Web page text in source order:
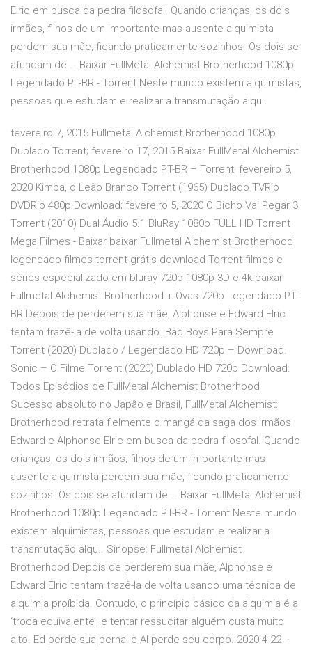
Elric em busca da pedra filosofal. Quando crianças, os dois
irmãos, filhos de um importante mas ausente alquimista
perdem sua mãe, ficando praticamente sozinhos. Os dois se
afundam de … Baixar FullMetal Alchemist Brotherhood 1080p
Legendado PT-BR - Torrent Neste mundo existem alquimistas,
pessoas que estudam e realizar a transmutação alqu..
fevereiro 7, 2015 Fullmetal Alchemist Brotherhood 1080p
Dublado Torrent; fevereiro 17, 2015 Baixar FullMetal Alchemist
Brotherhood 1080p Legendado PT-BR – Torrent; fevereiro 5,
2020 Kimba, o Leão Branco Torrent (1965) Dublado TVRip
DVDRip 480p Download; fevereiro 5, 2020 O Bicho Vai Pegar 3
Torrent (2010) Dual Áudio 5.1 BluRay 1080p FULL HD Torrent
Mega Filmes - Baixar baixar Fullmetal Alchemist Brotherhood
legendado filmes torrent grátis download Torrent filmes e
séries especializado em bluray 720p 1080p 3D e 4k baixar
Fullmetal Alchemist Brotherhood + Ovas 720p Legendado PT-
BR Depois de perderem sua mãe, Alphonse e Edward Elric
tentam trazê-la de volta usando. Bad Boys Para Sempre
Torrent (2020) Dublado / Legendado HD 720p – Download.
Sonic – O Filme Torrent (2020) Dublado HD 720p Download.
Todos Episódios de FullMetal Alchemist Brotherhood
Sucesso absoluto no Japão e Brasil, FullMetal Alchemist:
Brotherhood retrata fielmente o mangá da saga dos irmãos
Edward e Alphonse Elric em busca da pedra filosofal. Quando
crianças, os dois irmãos, filhos de um importante mas
ausente alquimista perdem sua mãe, ficando praticamente
sozinhos. Os dois se afundam de … Baixar FullMetal Alchemist
Brotherhood 1080p Legendado PT-BR - Torrent Neste mundo
existem alquimistas, pessoas que estudam e realizar a
transmutação alqu.. Sinopse: Fullmetal Alchemist
Brotherhood Depois de perderem sua mãe, Alphonse e
Edward Elric tentam trazê-la de volta usando uma técnica de
alquimia proíbida. Contudo, o princípio básico da alquimia é a
‘troca equivalente’, e tentar ressucitar alguém custa muito
alto. Ed perde sua perna, e Al perde seu corpo. 2020-4-22 ·